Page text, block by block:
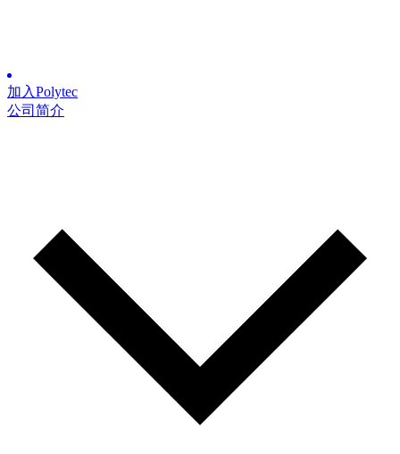
加入Polytec
公司简介